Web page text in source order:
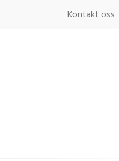
Kontakt oss